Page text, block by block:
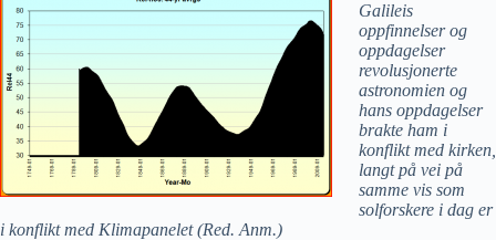
Galileis
oppfinnelser og
oppdagelser
revolusjonerte
astronomien og
hans oppdagelser
brakte ham i
konflikt med kirken,
langt på vei på
samme vis som
solforskere i dag er
i konflikt med Klimapanelet (Red. Anm.)